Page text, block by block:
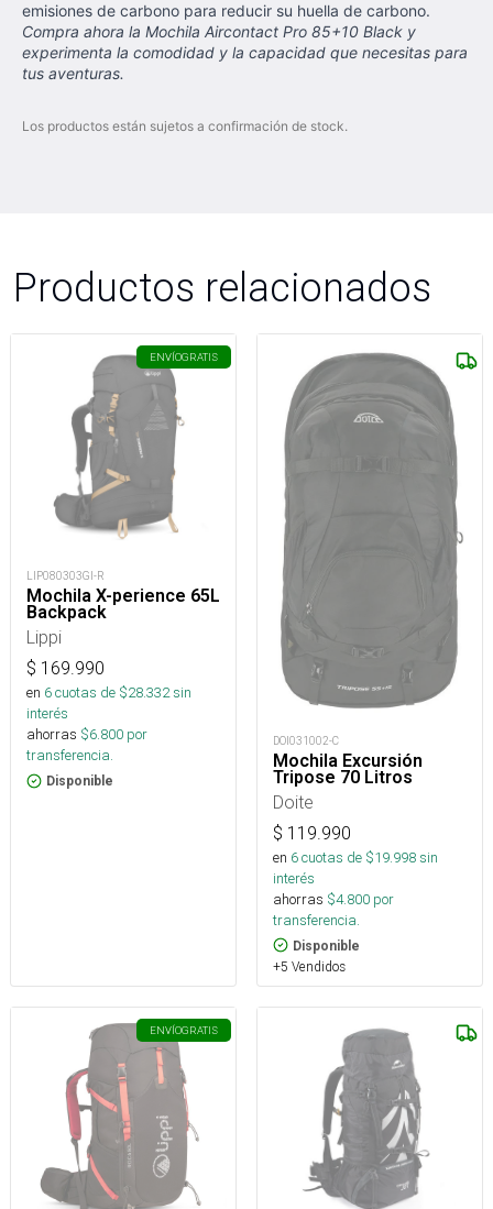
emisiones de carbono para reducir su huella de carbono.
Compra ahora la Mochila Aircontact Pro 85+10 Black y
experimenta la comodidad y la capacidad que necesitas para
tus aventuras.
Los productos están sujetos a confirmación de stock.
Productos relacionados
ENVÍOGRATIS
LIP080303GI-R
Mochila X-perience 65L
Backpack
Lippi
$ 169.990
en 6cuotas de $28.332sin
interés
ahorras $6.800 por
transferencia.
Disponible
DOI031002-C
Mochila Excursión
Tripose 70 Litros
Doite
$ 119.990
en 6cuotas de $19.998sin
interés
ahorras $4.800 por
transferencia.
Disponible
+5 Vendidos
ENVÍOGRATIS